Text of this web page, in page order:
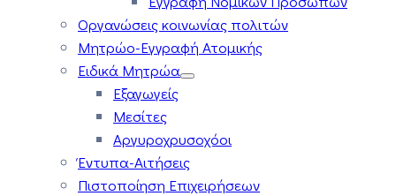
Οργανώσεις κοινωνίας πολιτών
Μητρώο-Εγγραφή Ατομικής
Ειδικά Μητρώα
Εξαγωγείς
Μεσίτες
Αργυροχρυσοχόοι
Έντυπα-Αιτήσεις
Πιστοποίηση Επιχειρήσεων